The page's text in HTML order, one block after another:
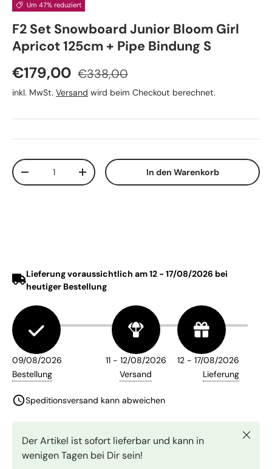
Um 47% reduziert
F2 Set Snowboard Junior Bloom Girl
Apricot 125cm + Pipe Bindung S
Verkaufspreis
€179,00 Normaler Preis
€338,00
inkl. MwSt. Versand wird beim Checkout berechnet.
Anzahl
Menge verringernMenge erhöhen In den Warenkorb
Der Artikel ist sofort lieferbar und kann in
wenigen Tagen bei Dir sein!